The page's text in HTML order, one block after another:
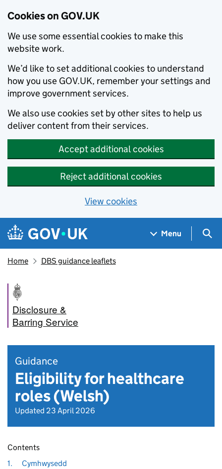
Cookies on GOV.UK
We use some essential cookies to make this
website work.
We’d like to set additional cookies to understand
how you use GOV.UK, remember your settings and
improve government services.
We also use cookies set by other sites to help us
deliver content from their services.
Accept additional cookies
Reject additional cookies
View cookies
Skip to main content
Navigation menu
Menu
Home DBS guidance leaflets
Disclosure &
Barring Service
Guidance
Eligibility for healthcare
roles (Welsh)
Updated 23 April 2026
Contents
1.
Cymhwysedd